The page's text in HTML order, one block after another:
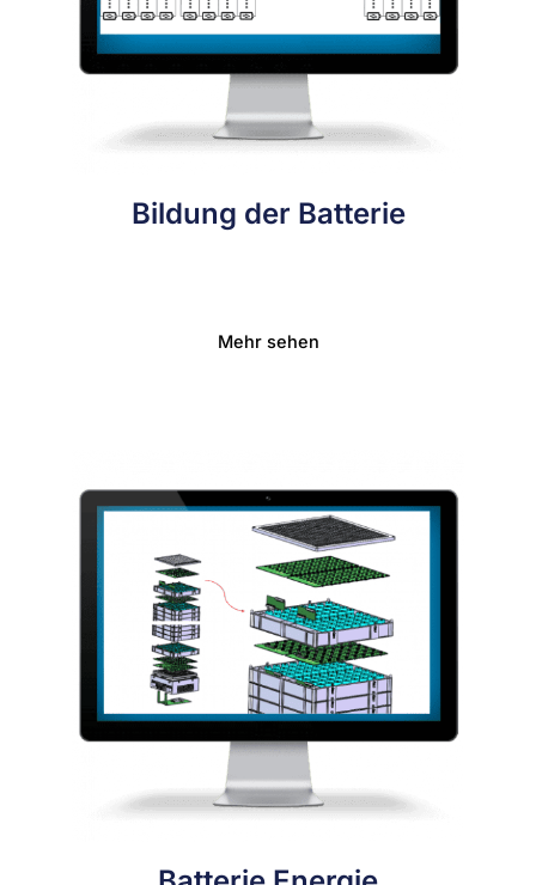
Bildung der Batterie
Mehr sehen